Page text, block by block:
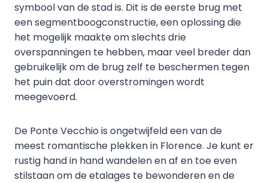
symbool van de stad is. Dit is de eerste brug met
een segmentboogconstructie, een oplossing die
het mogelijk maakte om slechts drie
overspanningen te hebben, maar veel breder dan
gebruikelijk om de brug zelf te beschermen tegen
het puin dat door overstromingen wordt
meegevoerd.
De Ponte Vecchio is ongetwijfeld een van de
meest romantische plekken in Florence. Je kunt er
rustig hand in hand wandelen en af en toe even
stilstaan om de etalages te bewonderen en de